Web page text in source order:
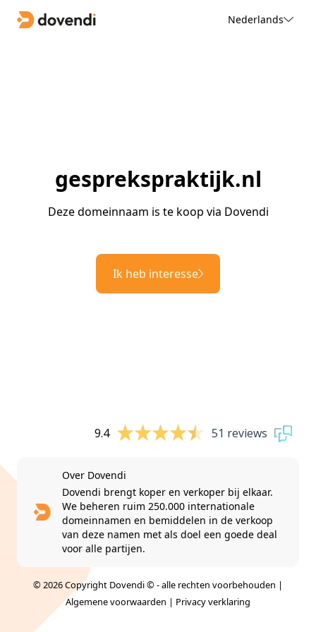
Nederlands
gesprekspraktijk.nl
Deze domeinnaam is te koop via Dovendi
Ik heb interesse
9.4 51 reviews
Over Dovendi
Dovendi brengt koper en verkoper bij elkaar.
We beheren ruim 250.000 internationale
domeinnamen en bemiddelen in de verkoop
van deze namen met als doel een goede deal
voor alle partijen.
© 2026 Copyright Dovendi © - alle rechten voorbehouden |
Algemene voorwaarden | Privacy verklaring